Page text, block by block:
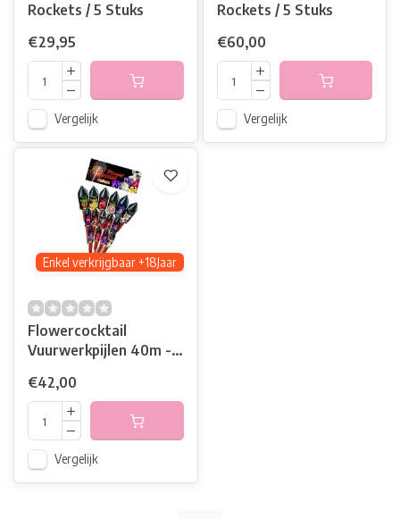
Rockets / 5 Stuks
€29,95
Vergelijk
Rockets / 5 Stuks
€60,00
Vergelijk
Enkel verkrijgbaar +18Jaar
Flowercocktail
Vuurwerkpijlen 40m -
€42,00
Vergelijk